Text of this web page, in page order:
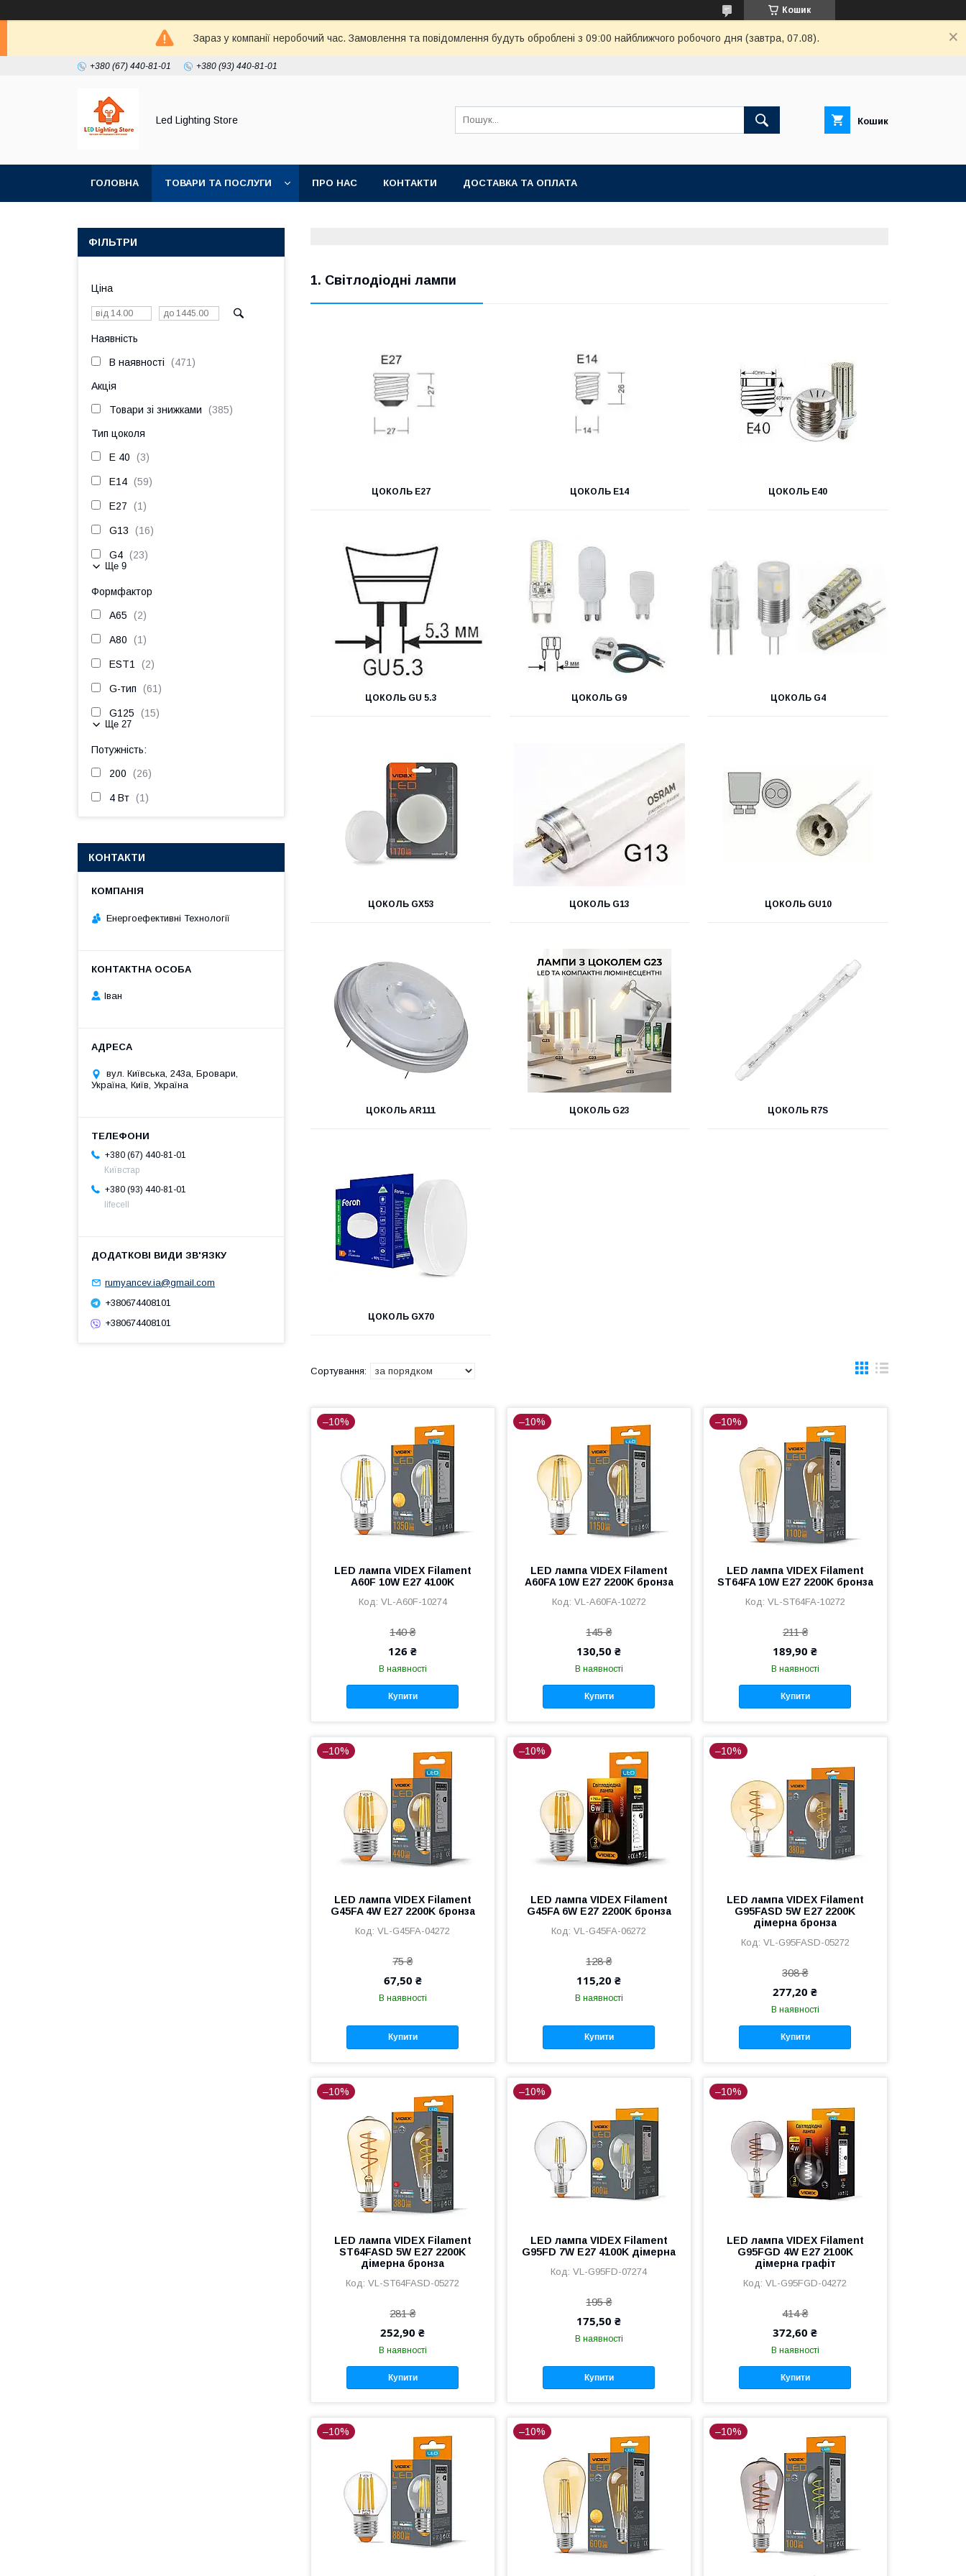
Кошик
Зараз у компанії неробочий час. Замовлення та повідомлення будуть оброблені з 09:00 найближчого робочого дня (завтра, 07.08).
+380 (67) 440-81-01 +380 (93) 440-81-01
Led Lighting Store Кошик
ГОЛОВНА ТОВАРИ ТА ПОСЛУГИ ПРО НАС КОНТАКТИ ДОСТАВКА ТА ОПЛАТА
1. Світлодіодні лампи
ЦОКОЛЬ Е27 ЦОКОЛЬ Е14 ЦОКОЛЬ Е40
ЦОКОЛЬ GU 5.3 ЦОКОЛЬ G9 ЦОКОЛЬ G4
ЦОКОЛЬ GX53 ЦОКОЛЬ G13 ЦОКОЛЬ GU10
ЦОКОЛЬ AR111 ЦОКОЛЬ G23 ЦОКОЛЬ R7S
ЦОКОЛЬ GX70
–10%
LED лампа VIDEX Filament
A60F 10W E27 4100K
VL-A60F-10274
140 ₴
126 ₴
В наявності
Купити
–10%
LED лампа VIDEX Filament
A60FA 10W E27 2200K бронза
VL-A60FA-10272
145 ₴
130,50 ₴
В наявності
Купити
–10%
LED лампа VIDEX Filament
ST64FA 10W E27 2200K бронза
VL-ST64FA-10272
211 ₴
189,90 ₴
В наявності
Купити
–10%
LED лампа VIDEX Filament
G45FA 4W E27 2200K бронза
VL-G45FA-04272
75 ₴
67,50 ₴
В наявності
Купити
–10%
LED лампа VIDEX Filament
G45FA 6W E27 2200K бронза
VL-G45FA-06272
128 ₴
115,20 ₴
В наявності
Купити
–10%
LED лампа VIDEX Filament
G95FASD 5W E27 2200K
дімерна бронза
VL-G95FASD-05272
308 ₴
277,20 ₴
В наявності
Купити
–10%
LED лампа VIDEX Filament
ST64FASD 5W E27 2200K
дімерна бронза
VL-ST64FASD-05272
281 ₴
252,90 ₴
В наявності
Купити
–10%
LED лампа VIDEX Filament
G95FD 7W E27 4100K дімерна
VL-G95FD-07274
195 ₴
175,50 ₴
В наявності
Купити
–10%
LED лампа VIDEX Filament
G95FGD 4W E27 2100K
дімерна графіт
VL-G95FGD-04272
414 ₴
372,60 ₴
В наявності
Купити
–10% –10% –10%
ФІЛЬТРИ
Ціна
Наявність
В наявності 471
Акція
Товари зі знижками 385
Тип цоколя
E 40 3
E14 59
E27 1
G13 16
G4 23
Ще 9
Формфактор
A65 2
A80 1
EST1 2
G-тип 61
G125 15
Ще 27
Потужність:
200 26
4 Вт 1
КОНТАКТИ
Енергоефективні Технології
Іван
вул. Київська, 243а, Бровари,
Україна, Київ, Україна
+380 (67) 440-81-01
Київстар
+380 (93) 440-81-01
lifecell
rumyancev.ia@gmail.com
+380674408101
+380674408101